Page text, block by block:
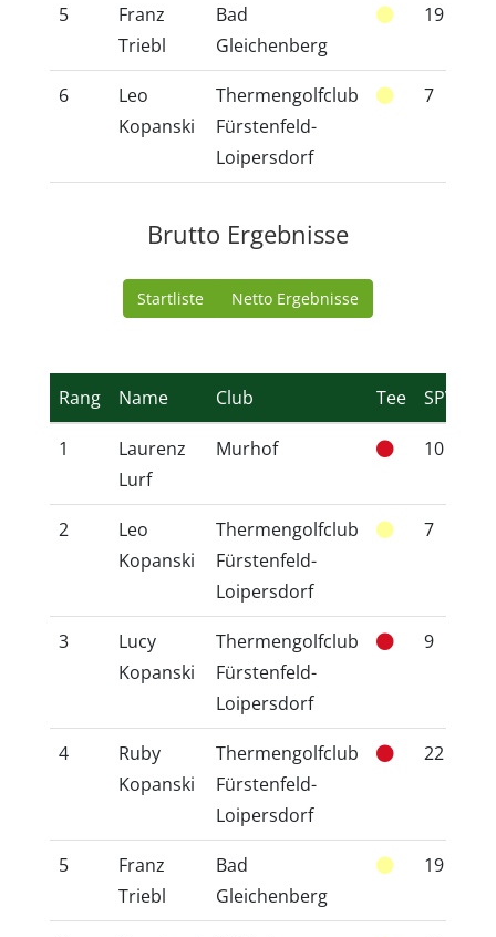
5
Franz
Triebl
Bad
Gleichenberg
19
6
Leo
Kopanski
Thermengolfclub
Fürstenfeld-
Loipersdorf
7
Brutto Ergebnisse
Startliste Netto Ergebnisse
Rang Name Club Tee SPVG
1
Laurenz
Lurf
Murhof 10
2
Leo
Kopanski
Thermengolfclub
Fürstenfeld-
Loipersdorf
7
3
Lucy
Kopanski
Thermengolfclub
Fürstenfeld-
Loipersdorf
9
4
Ruby
Kopanski
Thermengolfclub
Fürstenfeld-
Loipersdorf
22
5
Franz
Triebl
Bad
Gleichenberg
19